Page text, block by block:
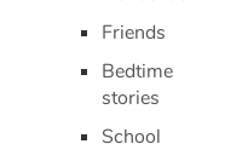
Friends
Bedtime
stories
School